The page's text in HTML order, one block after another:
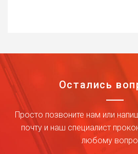
Остались
Просто позвоните нам или
почту и наш специалист
любому